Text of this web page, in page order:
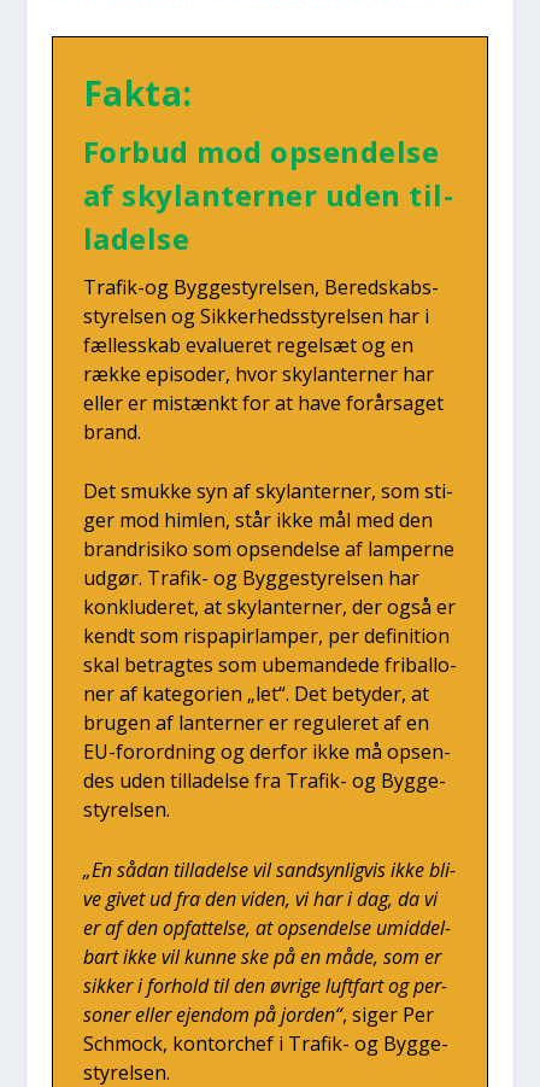
Fak­ta:
For­bud mod opsen­del­se
af skylan­ter­ner uden til­
la­del­se
Tra­fik-og Byg­ge­sty­rel­sen, Bered­skabs­
sty­rel­sen og Sik­ker­heds­sty­rel­sen har i
fæl­les­skab eva­lu­e­ret regel­sæt og en
ræk­ke epi­so­der, hvor skylan­ter­ner har
eller er mistænkt for at have for­år­sa­get
brand.
Det smuk­ke syn af skylan­ter­ner, som sti­
ger mod him­len, står ikke mål med den
bran­dri­si­ko som opsen­del­se af lam­per­ne
udgør. Tra­fik- og Byg­ge­sty­rel­sen har
kon­klu­de­ret, at skylan­ter­ner, der også er
kendt som ris­pa­pir­lam­per, per defi­ni­tion
skal betrag­tes som ube­man­de­de fri­bal­lo­
ner af kate­go­ri­en „let“. Det bety­der, at
bru­gen af lan­ter­ner er regu­le­ret af en
EU-for­ord­ning og der­for ikke må opsen­
des uden til­la­del­se fra Tra­fik- og Byg­ge­
sty­rel­sen.
„En sådan til­la­del­se vil sand­syn­lig­vis ikke bli­
ve givet ud fra den viden, vi har i dag, da vi
er af den opfat­tel­se, at opsen­del­se umid­del­
bart ikke vil kun­ne ske på en måde, som er
sik­ker i for­hold til den øvri­ge luft­fart og per­
so­ner eller ejen­dom på jor­den“, siger Per
Sch­mo­ck, kon­tor­chef i Tra­fik- og Byg­ge­
sty­rel­sen.